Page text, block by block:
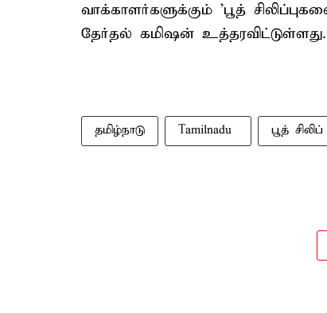
வாக்காளர்களுக்கும் 'பூத்
தேர்தல் கமிஷன் உத்தரவிட்டுள்ளது.
தமிழ்நாடு Tamilnadu ​ பூத் சிலிப்